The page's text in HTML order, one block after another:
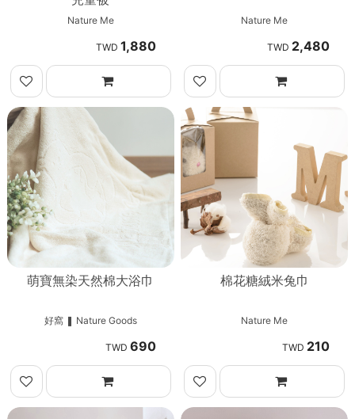
Nature Me
1,880
Nature Me
2,480
萌寶無染天然棉大浴巾
好窩 ❚ Nature Goods
690
棉花糖絨米兔巾
Nature Me
210